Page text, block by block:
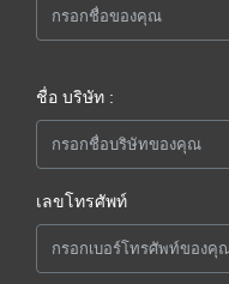
ชื่อ บริษัท :
เลขโทรศัพท์